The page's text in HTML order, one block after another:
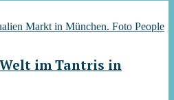
im Tantris in